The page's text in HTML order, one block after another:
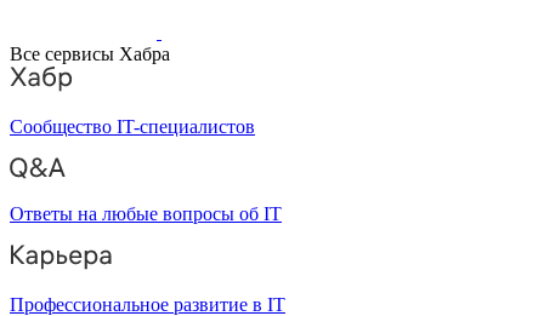
Все сервисы Хабра
Сообщество IT-специалистов
Ответы на любые вопросы об IT
Профессиональное развитие в IT